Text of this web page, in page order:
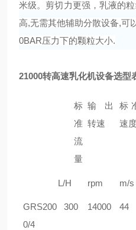
米级。剪切力更强，乳液的
高,无需其他辅助分散设备,可
0BAR压力下的颗粒大小.
21000转高速乳化机设备选型
标
准
流
量
输出
转速
标
速
L/H rpm m/s
GRS200
0/4
300 14000 44